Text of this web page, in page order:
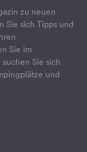
zu neuen
Sie sich Tipps und
Sie im
Sie sich
und